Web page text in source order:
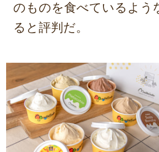
のものを食べているよう
ると評判だ。